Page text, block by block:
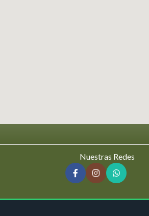
Nuestras Redes